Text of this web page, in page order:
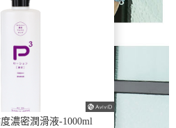
濃密潤滑液-1000ml